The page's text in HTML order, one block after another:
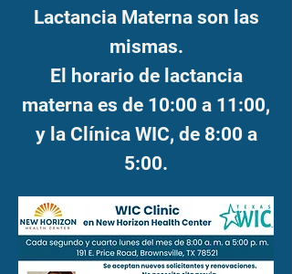
Lactancia Materna son las
mismas.
El horario de lactancia
materna es de 10:00 a 11:00,
y la Clínica WIC, de 8:00 a
5:00.